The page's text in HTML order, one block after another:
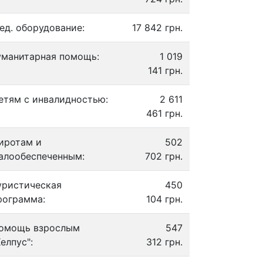
оборудование: 17 842 грн.
помощь:
1 019
141 грн.
с инвалидностью:
2 611
461 грн.
и
502
702 грн.
450
104 грн.
взрослым
547
312 грн.